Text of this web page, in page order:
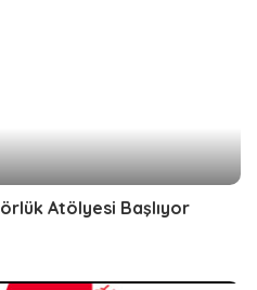
Atölyesi Başlıyor